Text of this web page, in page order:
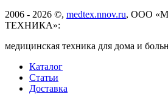
2006 - 2026 ©, medtex.nnov.ru, ООО
ТЕХНИКА»:
медицинская техника для дома и
Каталог
Статьи
Доставка